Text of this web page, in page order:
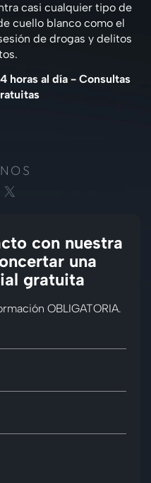
casi cualquier tipo de
cuello blanco como el
de drogas y delitos
horas al día - Consultas
con nuestra
una
gratuita
OBLIGATORIA.